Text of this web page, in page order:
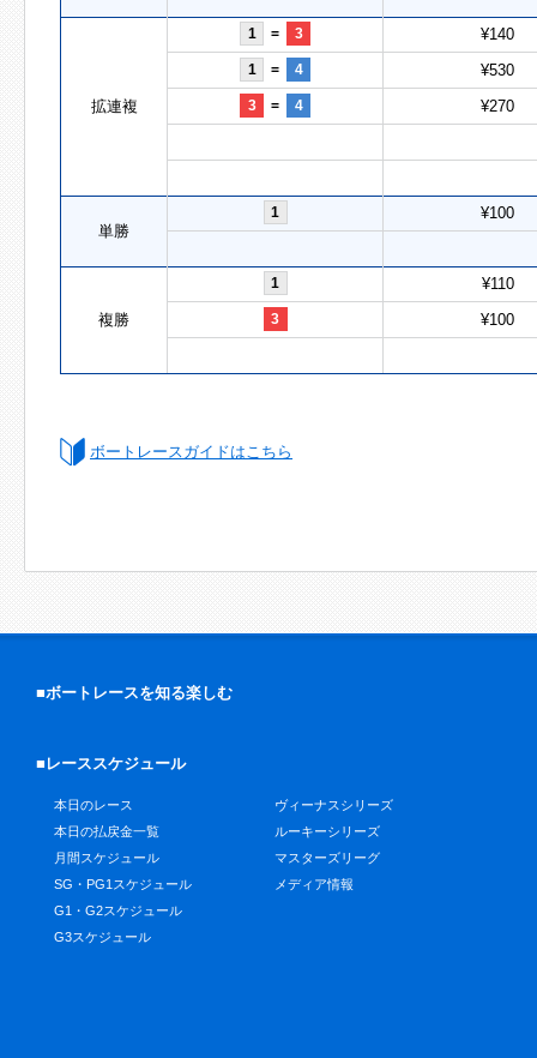
拡連複
1 = 3 ¥140
1 = 4 ¥530
3 = 4 ¥270
単勝
1 ¥100
複勝
1 ¥110
3 ¥100
ボートレースガイドはこちら
■ボートレースを知る楽しむ
■レーススケジュール
本日のレース
本日の払戻金一覧
月間スケジュール
SG・PG1スケジュール
G1・G2スケジュール
G3スケジュール
ヴィーナスシリーズ
ルーキーシリーズ
マスターズリーグ
メディア情報